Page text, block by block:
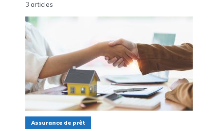
3 articles
Assurance de prêt